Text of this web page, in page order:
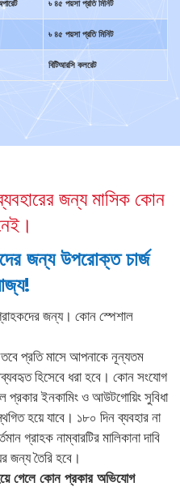
৳ ৪৫ পয়সা প্রতি মিনিট
৳ ৪৫ পয়সা প্রতি মিনিট
বিটিআরসি কলরেট
জন্য মাসিক কোন
জন্য উপরোক্ত চার্জ
জন্য। কোন স্পেশাল
তবে প্রতি মাসে আপনাকে নূন্যতম
হিসেবে ধরা হবে। কোন সংযোগ
ইনকামিং ও আউটগোয়িং সুবিধা
হয়ে যাবে। ১৮০ দিন ব্যবহার না
গ্রাহক নাম্বারটির মালিকানা দাবি
জন্য তৈরি হবে।
গেলে কোন প্রকার অভিযোগ